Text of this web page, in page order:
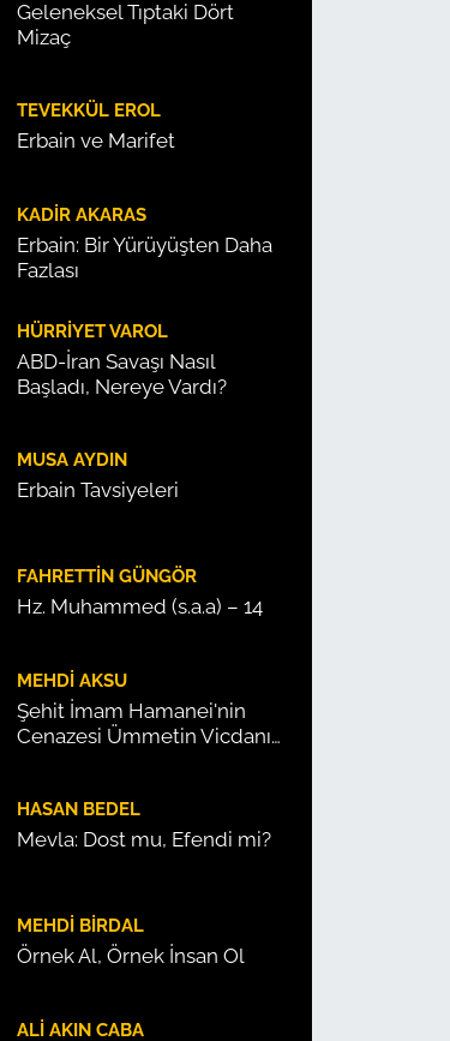
Geleneksel Tıptaki Dört
Mizaç
TEVEKKÜL EROL
Erbain ve Marifet
KADIR AKARAS
Erbain: Bir Yürüyüşten Daha
Fazlası
HÜRRIYET VAROL
ABD-İran Savaşı Nasıl
Başladı, Nereye Vardı?
MUSA AYDIN
Erbain Tavsiyeleri
FAHRETTIN GÜNGÖR
Hz. Muhammed (s.a.a) – 14
MEHDI AKSU
Şehit İmam Hamanei'nin
Cenazesi Ümmetin Vicdanını
HASAN BEDEL
Mevla: Dost mu, Efendi mi?
MEHDI BIRDAL
Örnek Al, Örnek İnsan Ol
ALI AKIN CABA